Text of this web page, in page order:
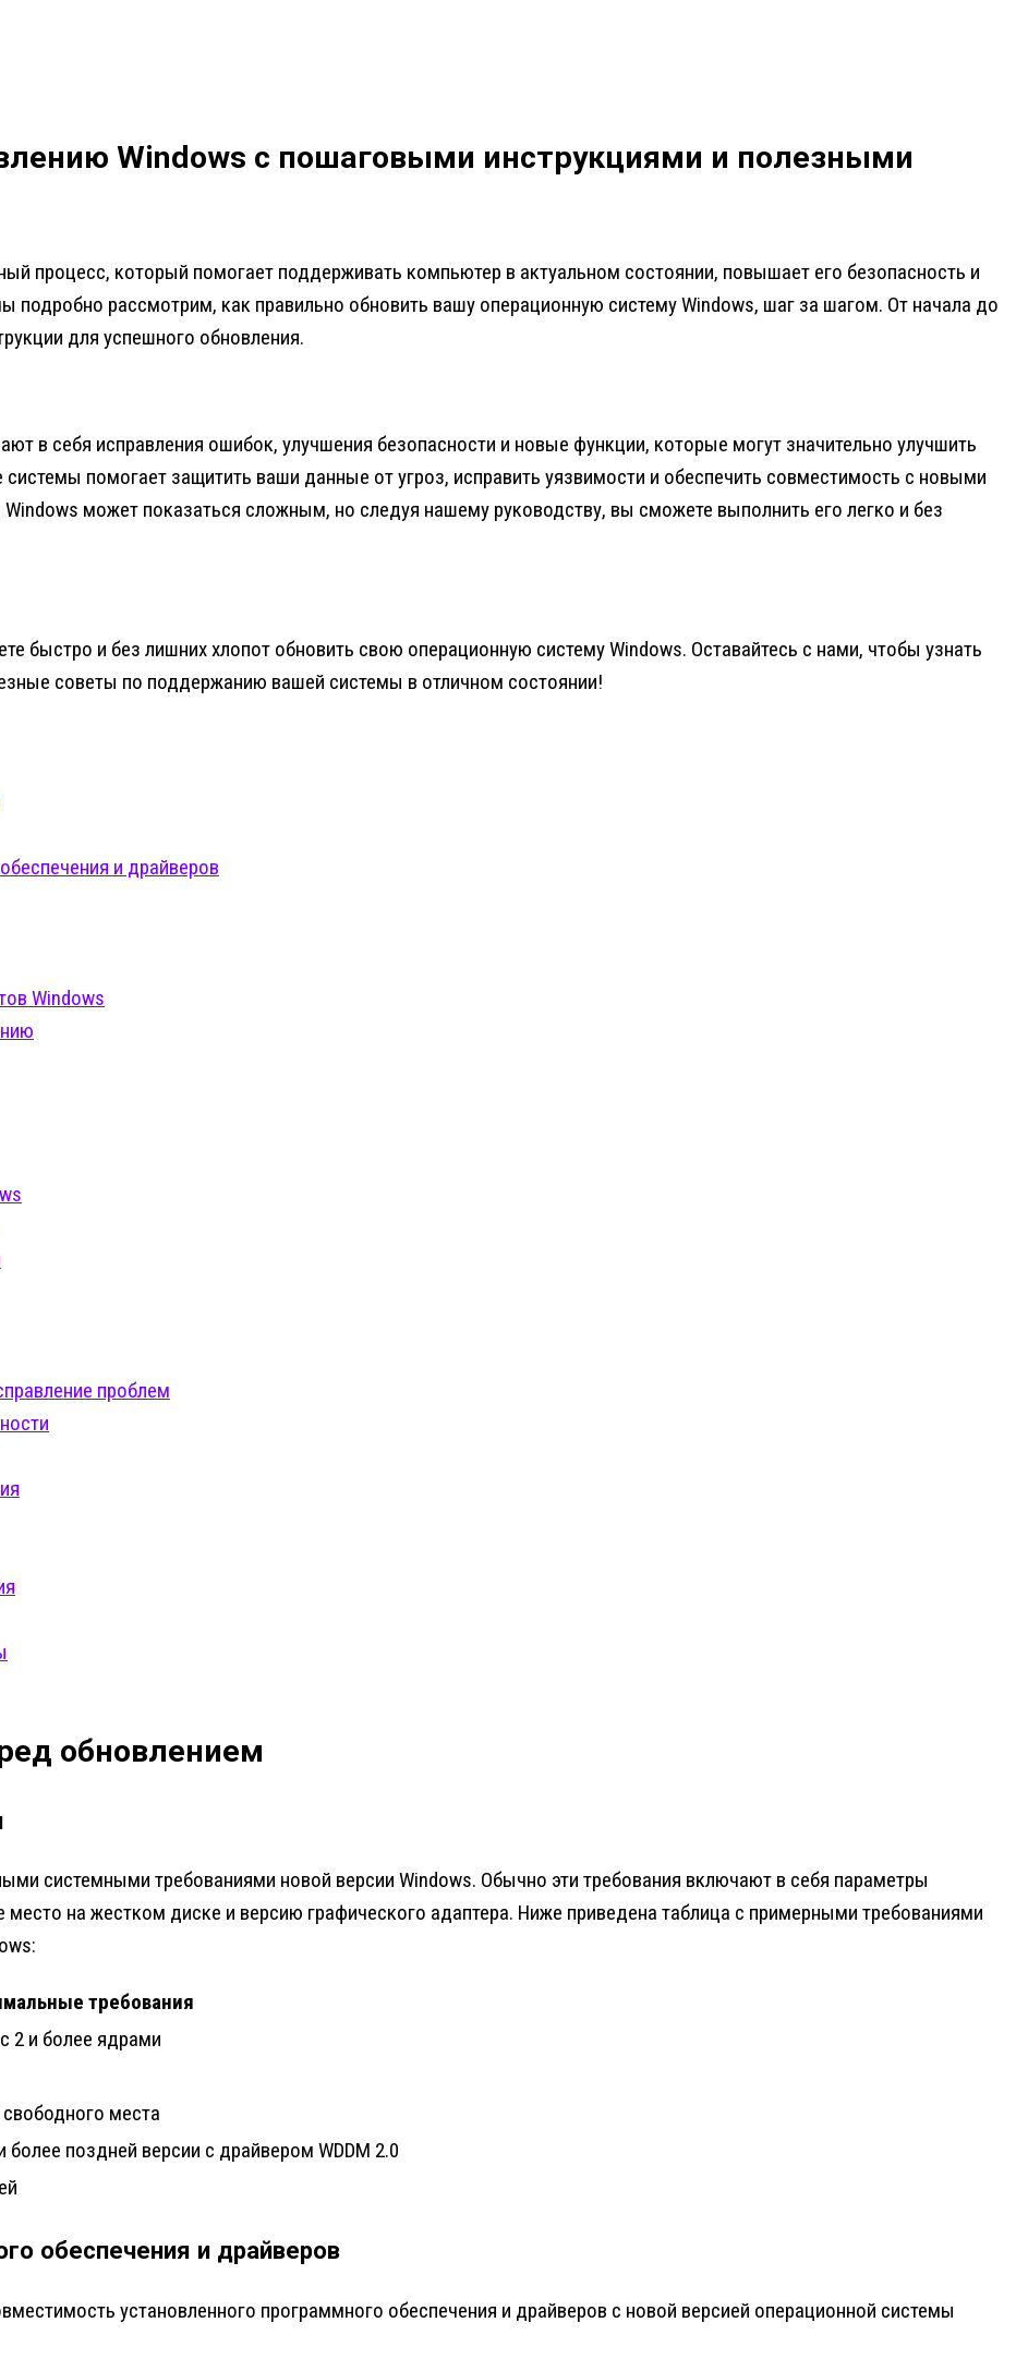
Windows с пошаговыми инструкциями и полезными
процесс, который помогает поддерживать компьютер в актуальном состоянии, повышает его безопасность и
подробно рассмотрим, как правильно обновить вашу операционную систему Windows, шаг за шагом. От начала до
для успешного обновления.
в себя исправления ошибок, улучшения безопасности и новые функции, которые могут значительно улучшить
помогает защитить ваши данные от угроз, исправить уязвимости и обеспечить совместимость с новыми
может показаться сложным, но следуя нашему руководству, вы сможете выполнить его легко и без
быстро и без лишних хлопот обновить свою операционную систему Windows. Оставайтесь с нами, чтобы узнать
советы по поддержанию вашей системы в отличном состоянии!
и драйверов
Windows
проблем
обновлением
системными требованиями новой версии Windows. Обычно эти требования включают в себя параметры
на жестком диске и версию графического адаптера. Ниже приведена таблица с примерными требованиями
требования
2 и более ядрами
места
поздней версии с драйвером WDDM 2.0
обеспечения и драйверов
установленного программного обеспечения и драйверов с новой версией операционной системы